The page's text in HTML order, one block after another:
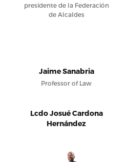
presidente de la Federación
de Alcaldes
Jaime Sanabria
Professor of Law
Lcdo Josué Cardona
Hernández